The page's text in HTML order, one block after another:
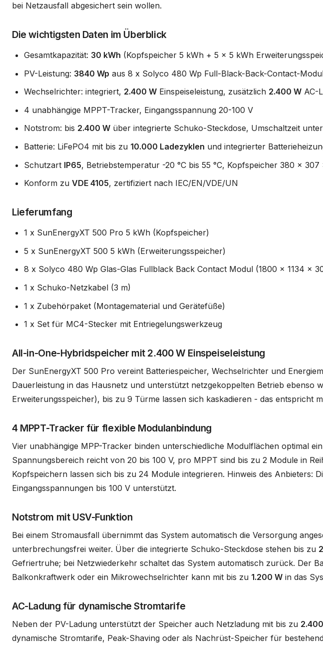
bei Netzausfall abgesichert sein wollen.
Die wichtigsten Daten im Überblick
Gesamtkapazität: 30 kWh (Kopfspeicher 5 kWh + 5 x 5 kWh
PV-Leistung: 3840 Wp aus 8 x Solyco 480 Wp Full-Black-Back-Contact-
Wechselrichter: integriert, 2.400 W Einspeiseleistung, zusätzlich 2.400 W AC-
4 unabhängige MPPT-Tracker, Eingangsspannung 20-100 V
Notstrom: bis 2.400 W über integrierte Schuko-Steckdose, Umschaltzeit unter
Batterie: LiFePO4 mit bis zu 10.000 Ladezyklen und integrierter
Schutzart IP65, Betriebstemperatur -20 °C bis 55 °C, Kopfspeicher 380 x 307
Konform zu VDE 4105, zertifiziert nach IEC/EN/VDE/UN
Lieferumfang
1 x SunEnergyXT 500 Pro 5 kWh (Kopfspeicher)
5 x SunEnergyXT 500 5 kWh (Erweiterungsspeicher)
8 x Solyco 480 Wp Glas-Glas Fullblack Back Contact Modul (1800 x 1134 x
1 x Schuko-Netzkabel (3 m)
1 x Zubehörpaket (Montagematerial und Gerätefüße)
1 x Set für MC4-Stecker mit Entriegelungswerkzeug
All-in-One-Hybridspeicher mit 2.400 W Einspeiseleistung
Der SunEnergyXT 500 Pro vereint Batteriespeicher, Wechselrichter und
Dauerleistung in das Hausnetz und unterstützt netzgekoppelten Betrieb ebenso
Erweiterungsspeicher), bis zu 9 Türme lassen sich kaskadieren - das entspricht
4 MPPT-Tracker für flexible Modulanbindung
Vier unabhängige MPP-Tracker binden unterschiedliche Modulflächen optimal
Spannungsbereich reicht von 20 bis 100 V, pro MPPT sind bis zu 2 Module in
Kopfspeichern lassen sich bis zu 24 Module integrieren. Hinweis des Anbieters:
Eingangsspannungen bis 100 V unterstützt.
Notstrom mit USV-Funktion
Bei einem Stromausfall übernimmt das System automatisch die Versorgung
unterbrechungsfrei weiter. Über die integrierte Schuko-Steckdose stehen bis zu
Gefriertruhe; bei Netzwiederkehr schaltet das System automatisch zurück. Der
Balkonkraftwerk oder ein Mikrowechselrichter kann mit bis zu 1.200 W in das
AC-Ladung für dynamische Stromtarife
Neben der PV-Ladung unterstützt der Speicher auch Netzladung mit bis zu
dynamische Stromtarife, Peak-Shaving oder als Nachrüst-Speicher für